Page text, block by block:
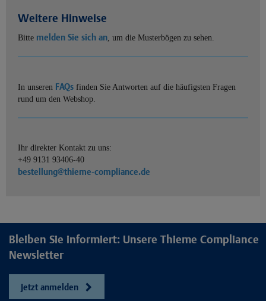
Weitere Hinweise
Bitte melden Sie sich an, um die Musterbögen zu sehen.
In unseren FAQs finden Sie Antworten auf die häufigsten Fragen
rund um den Webshop.
Ihr direkter Kontakt zu uns:
+49 9131 93406-40
bestellung@thieme-compliance.de
Bleiben Sie informiert: Unsere Thieme Compliance
Newsletter
Jetzt anmelden